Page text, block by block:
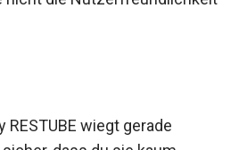
nicht die
deiner Restube.
wiegt gerade